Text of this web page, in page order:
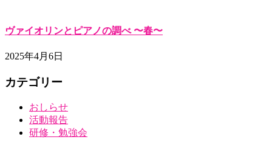
ヴァイオリンとピアノの調べ 〜春〜
2025年4月6日
カテゴリー
おしらせ
活動報告
研修・勉強会